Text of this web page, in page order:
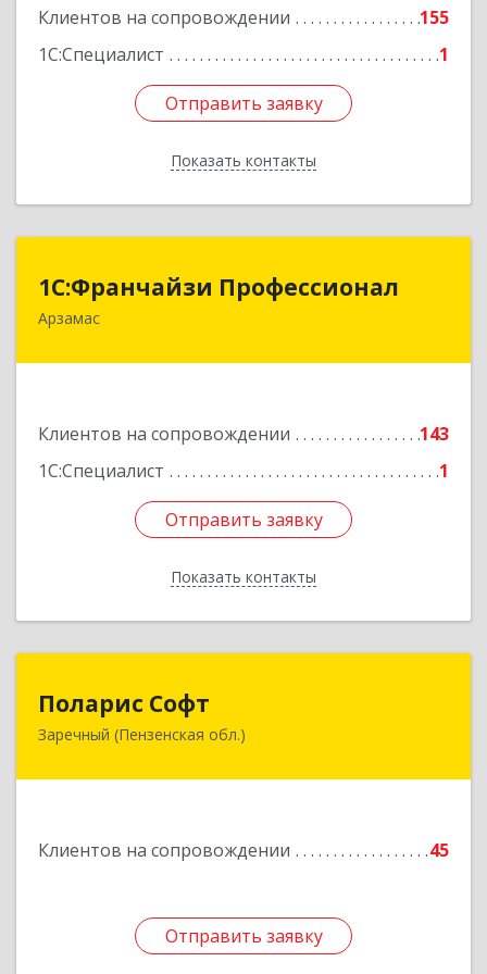
Клиентов на сопровождении
155
1С:Специалист
1
Отправить заявку
Показать контакты
Отправить заявку
Назад
1С:Франчайзи Профессионал
Арзамас
Клиентов на сопровождении
143
1С:Специалист
1
Отправить заявку
Показать контакты
1С:Франчайзи Профессионал
607227, Нижегородская обл, Арзамас г, Кирова
Отправить заявку
Назад
Поларис Софт
Заречный (Пензенская обл.)
Клиентов на сопровождении 45
Отправить заявку
442960, Пензенская обл, Заречный г,
Отправить заявку